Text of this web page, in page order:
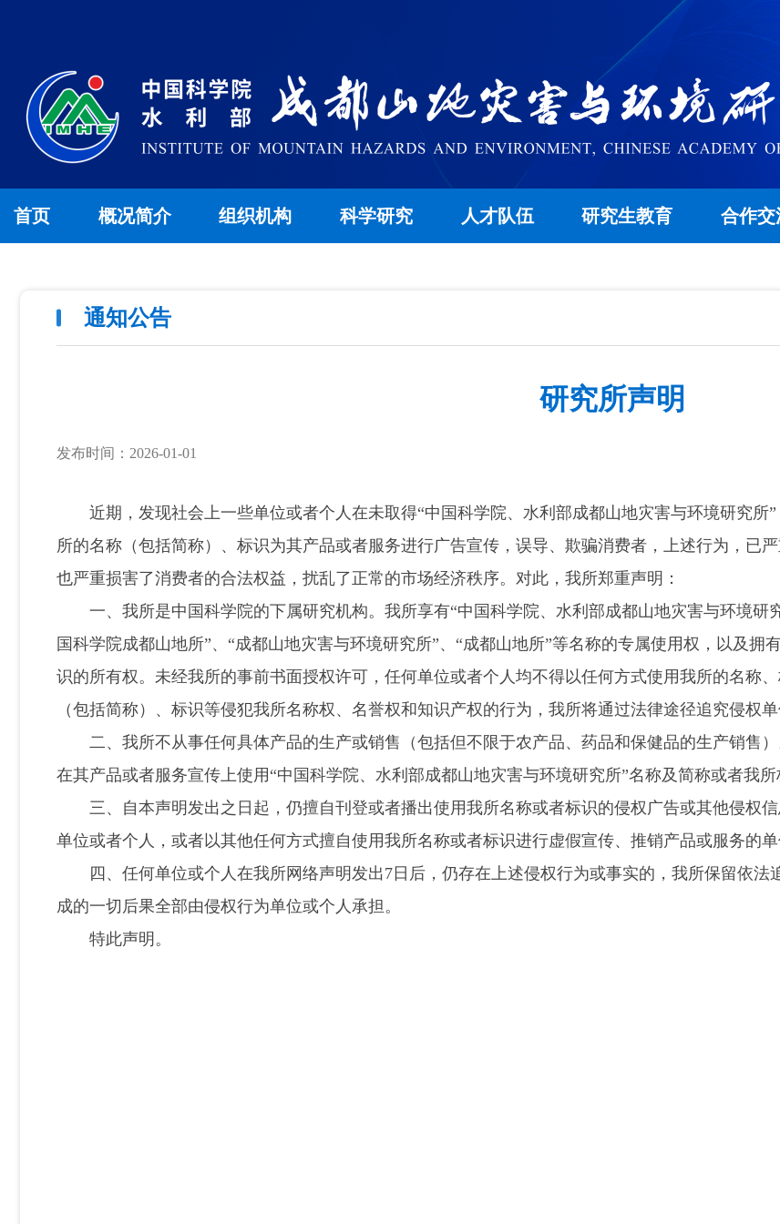
首页 概况简介 组织机构 科学研究 人才队伍 研究生教育 合作交
通知公告
研究所声明
发布时间：2026-01-01
近期，发现社会上一些单位或者个人在未取得“中国科学院、水利部成都山地灾害与环境研究所”
所的名称（包括简称）、标识为其产品或者服务进行广告宣传，误导、欺骗消费者，上述行为，已
也严重损害了消费者的合法权益，扰乱了正常的市场经济秩序。对此，我所郑重声明：
一、我所是中国科学院的下属研究机构。我所享有“中国科学院、水利部成都山地灾害与环境研
国科学院成都山地所”、“成都山地灾害与环境研究所”、“成都山地所”等名称的专属使用权，以及拥
识的所有权。未经我所的事前书面授权许可，任何单位或者个人均不得以任何方式使用我所的名称
（包括简称）、标识等侵犯我所名称权、名誉权和知识产权的行为，我所将通过法律途径追究侵权
二、我所不从事任何具体产品的生产或销售（包括但不限于农产品、药品和保健品的生产销售）
在其产品或者服务宣传上使用“中国科学院、水利部成都山地灾害与环境研究所”名称及简称或者我
三、自本声明发出之日起，仍擅自刊登或者播出使用我所名称或者标识的侵权广告或其他侵权
单位或者个人，或者以其他任何方式擅自使用我所名称或者标识进行虚假宣传、推销产品或服务的
四、任何单位或个人在我所网络声明发出7日后，仍存在上述侵权行为或事实的，我所保留依法
成的一切后果全部由侵权行为单位或个人承担。
特此声明。